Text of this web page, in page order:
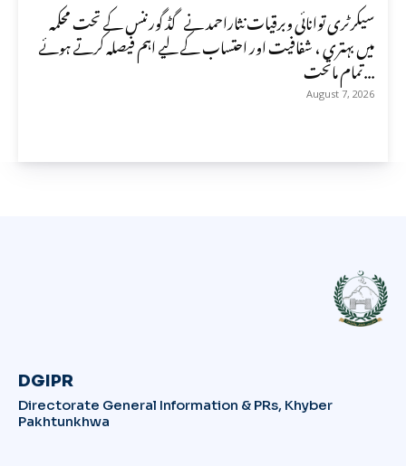
سیکرٹری توانائی وبرقیات نثاراحمد نے گڈ گورننس کے تحت محکمہ
میں بہتری ، شفافیت اور احتساب کے لیے اہم فیصلہ کرتے ہوئے
تمام ماتحت...
August 7, 2026
DGIPR
Directorate General Information & PRs, Khyber
Pakhtunkhwa